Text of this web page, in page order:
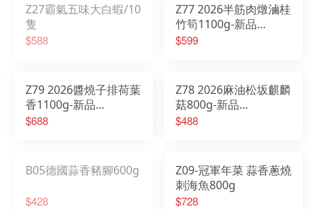
Z27霸氣五味大白蝦/10
隻
$588
Z77 2026半筋肉燉滷桂
竹筍1100g-新品
2026/01/20開始出貨
$599
Z79 2026醬燒子排荷葉
香1100g-新品
2026/01/20開始出貨
$688
Z78 2026麻油松坂麒麟
菇800g-新品
2026/01/20 開始出貨
$488
B05德國蒜香豬腳600g
$428
Z09-冠軍年菜 蒜香蔥燒
刺海魚800g
$728